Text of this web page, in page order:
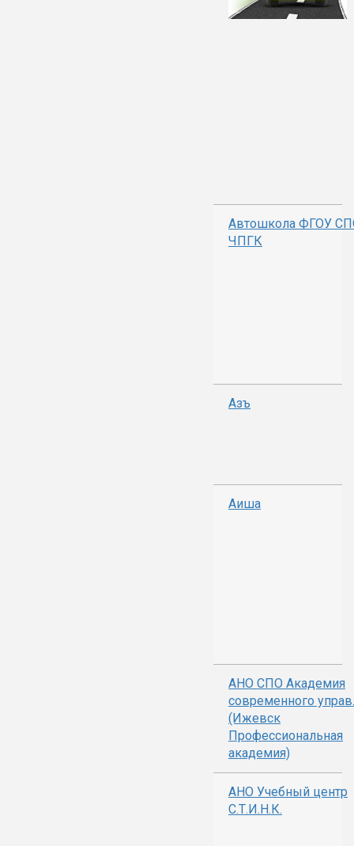
Автошкола ФГОУ
ЧПГК
Азъ
Аиша
АНО СПО Академия
современного
(Ижевск
Профессиональная
академия)
АНО Учебный центр
С.Т.И.Н.К.